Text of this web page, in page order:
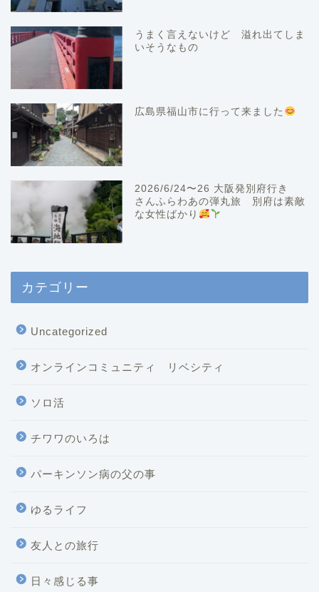
うまく言えないけど 溢れ出てしま
いそうなもの
広島県福山市に行って来ました
2026/6/24〜26 大阪発別府行き
さんふらわあの弾丸旅 別府は素敵
な女性ばかり
カテゴリー
Uncategorized
オンラインコミュニティ リベシティ
ソロ活
チワワのいろは
パーキンソン病の父の事
ゆるライフ
友人との旅行
日々感じる事